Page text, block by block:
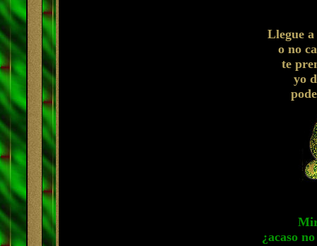
Llegue
o no
te
yo
¿acaso